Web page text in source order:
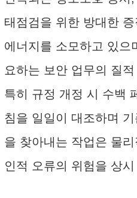
태점검을 위한 방대한
에너지를 소모하고 있으
요하는 보안 업무의 질
특히 규정 개정 시 수백
침을 일일이 대조하며
을 찾아내는 작업은 물
인적 오류의 위험을 상